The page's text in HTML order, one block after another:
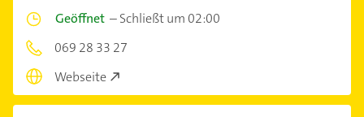
Geöffnet –Schließt um 02:00
069 28 33 27
Webseite